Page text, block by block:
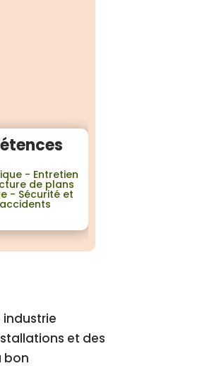
- Entretien
de plans
- Sécurité et
industrie
et des
bon